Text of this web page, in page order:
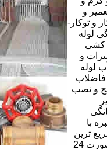
و
و توکار-
لوله
کشی
و
لوله
و نصب
با
ترین
زمان شبانه روزی بصورت 24